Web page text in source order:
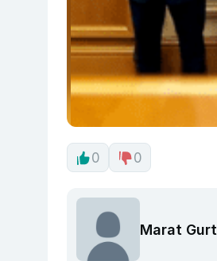
0 0
Marat Gurt